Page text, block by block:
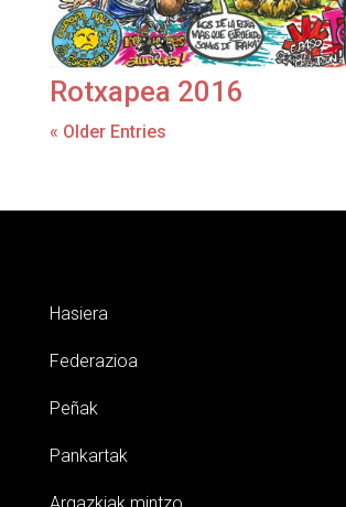
Rotxapea 2016
« Older Entries
Hasiera
Federazioa
Peñak
Pankartak